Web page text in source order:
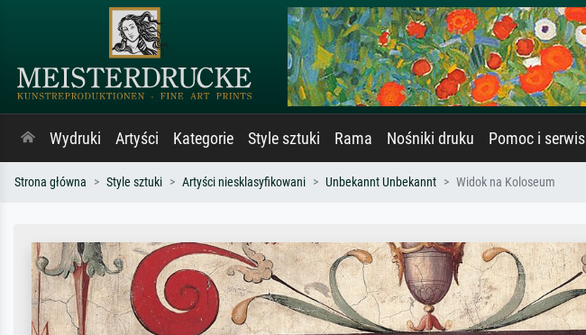
Wydruki Artyści Kategorie Style sztuki Rama Nośniki druku Pomoc i serwis
Strona główna Style sztuki Artyści niesklasyfikowani Unbekannt Unbekannt Widok na Koloseum